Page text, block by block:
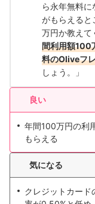
ら永年無料
がもらえると
万円か教えて
間利用額100
料のOliveフ
しょう。」
良い
年間100万円の利
もらえる
気になる
クレジットカード